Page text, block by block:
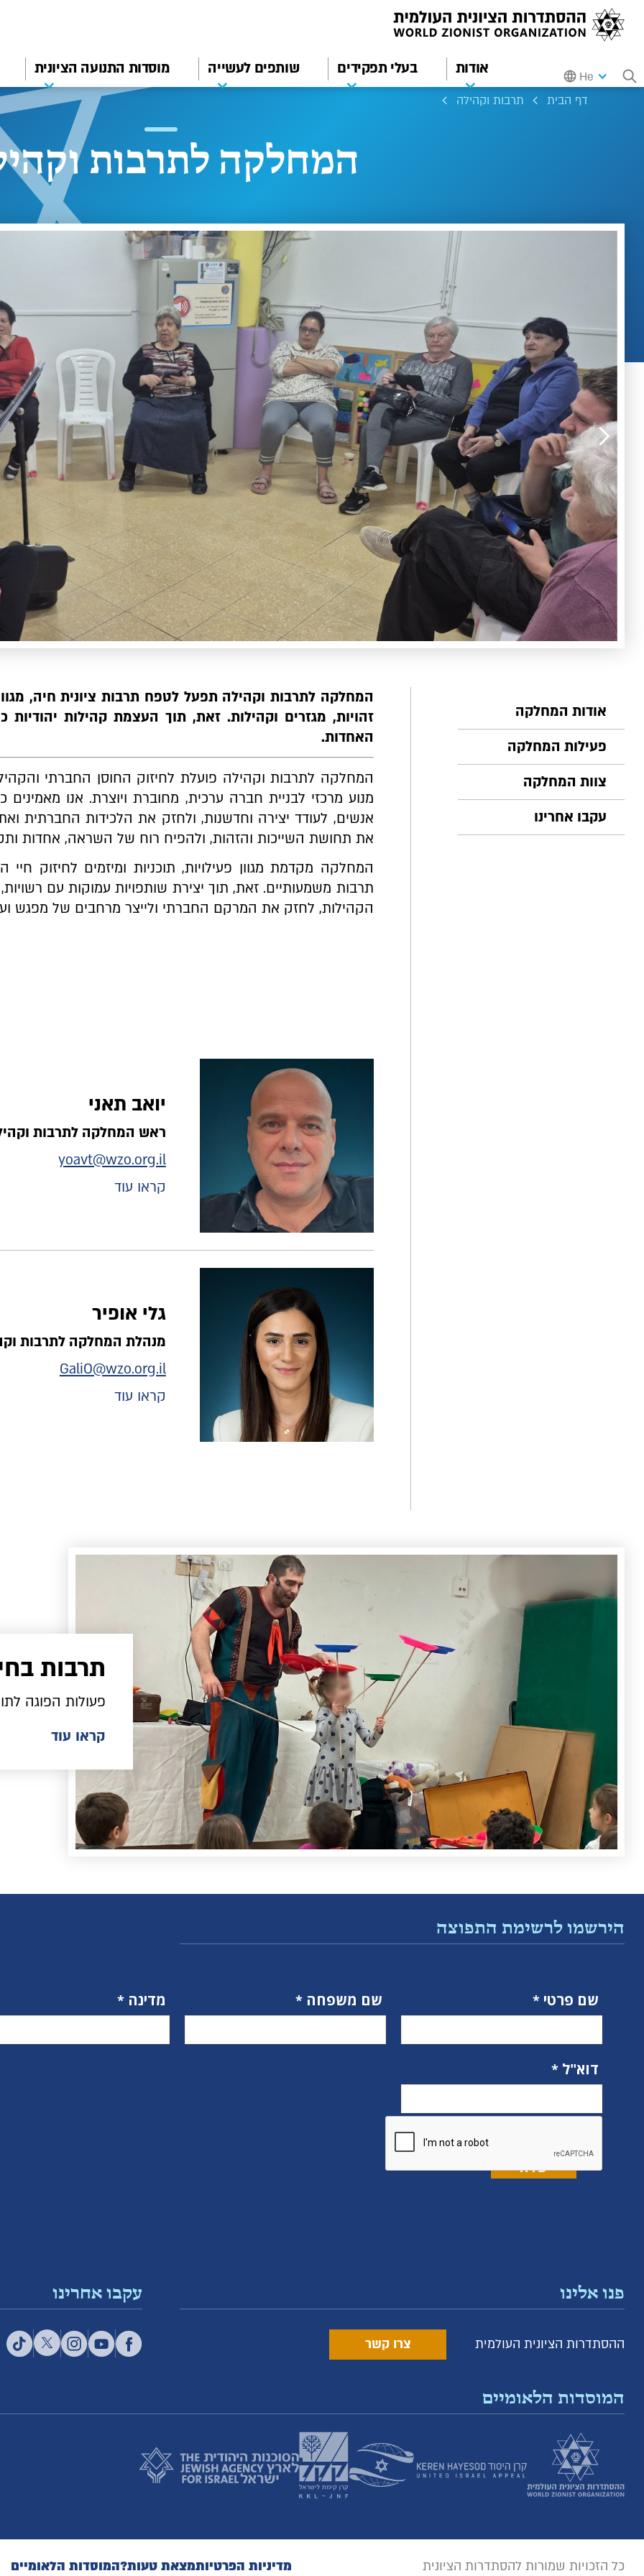
He אודות בעלי תפקידים שותפים לעשייה מוסדות התנועה הציונית
דף הבית תרבות וקהילה
המחלקה לתרבות
אודות המחלקה
פעילות המחלקה
צוות המחלקה
עקבו אחרינו
המחלקה לתרבות וקהילה תפעל לטפח תרבות ציונית חיה,
זהויות, מגזרים וקהילות. זאת, תוך העצמת קהילות יהודיות
האחדות.
המחלקה לתרבות וקהילה פועלת לחיזוק החוסן החברתי
מנוע מרכזי לבניית חברה ערכית, מחוברת ויוצרת. אנו
אנשים, לעודד יצירה וחדשנות, ולחזק את הלכידות החברתית
את תחושת השייכות והזהות, ולהפיח רוח של השראה, אחדות
המחלקה מקדמת מגוון פעילויות, תוכניות ומיזמים לחיזוק
תרבות משמעותיים. זאת, תוך יצירת שותפויות עמוקות עם
הקהילות, לחזק את המרקם החברתי ולייצר מרחבים של מפגש
יואב תאני
ראש המחלקה לתרבות
yoavt@wzo.org.il
קראו עוד
גלי אופיר
מנהלת המחלקה לתרבות
GaliO@wzo.org.il
קראו עוד
תרבות
פעולות הפוגה
קראו עוד
הירשמו לרשימת התפוצה
שם פרטי שם משפחה מדינה
דוא"ל
פנו אלינו
ההסתדרות הציונית העולמית צרו קשר
עקבו אחרינו
המוסדות הלאומיים
כל הזכויות שמורות להסתדרות הציונית
מדיניות הפרטיותמצאת טעות?המוסדות הלאומיים